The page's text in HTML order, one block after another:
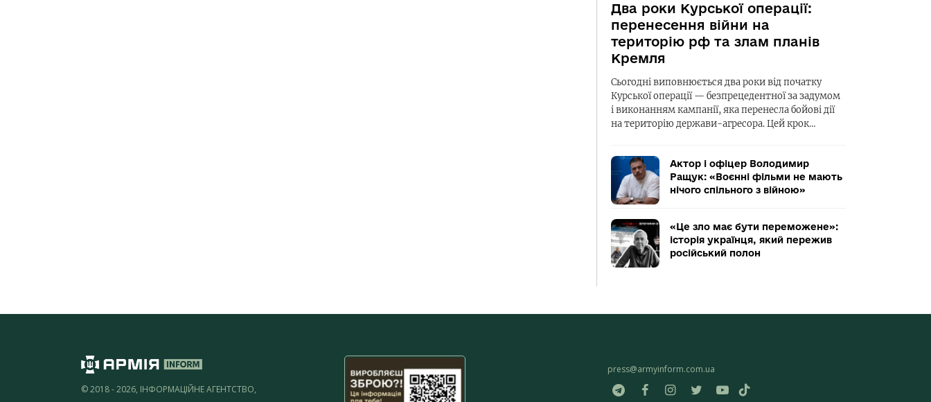
Два роки Курської операції:
перенесення війни на
територію рф та злам планів
Кремля
Сьогодні виповнюється два роки від початку
Курської операції — безпрецедентної за задумом
і виконанням кампанії, яка перенесла бойові дії
на територію держави-агресора. Цей крок…
Актор і офіцер Володимир
Ращук: «Воєнні фільми не мають
нічого спільного з війною»
«Це зло має бути переможене»:
історія українця, який пережив
російський полон
© 2018 - 2026, ІНФОРМАЦІЙНЕ АГЕНТСТВО,
press@armyinform.com.ua